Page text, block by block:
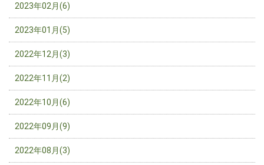
2023年02月(6)
2023年01月(5)
2022年12月(3)
2022年11月(2)
2022年10月(6)
2022年09月(9)
2022年08月(3)